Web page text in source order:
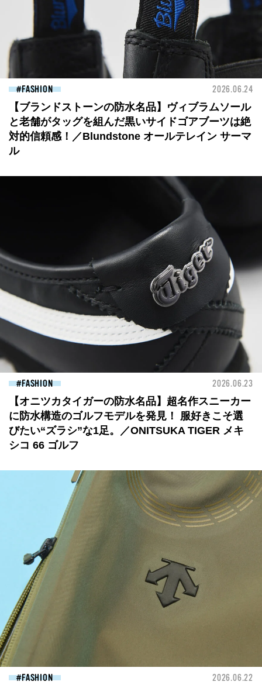
FASHION 2026.06.24
【ブランドストーンの防水名品】ヴィブラムソール
と老舗がタッグを組んだ黒いサイドゴアブーツは絶
対的信頼感！／Blundstone オールテレイン サーマ
ル
FASHION 2026.06.23
【オニツカタイガーの防水名品】超名作スニーカー
に防水構造のゴルフモデルを発見！ 服好きこそ選
びたい“ズラシ”な1足。／ONITSUKA TIGER メキ
シコ 66 ゴルフ
FASHION 2026.06.22